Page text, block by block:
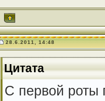
28.6.2011, 14:48
Цитата
С первой роты